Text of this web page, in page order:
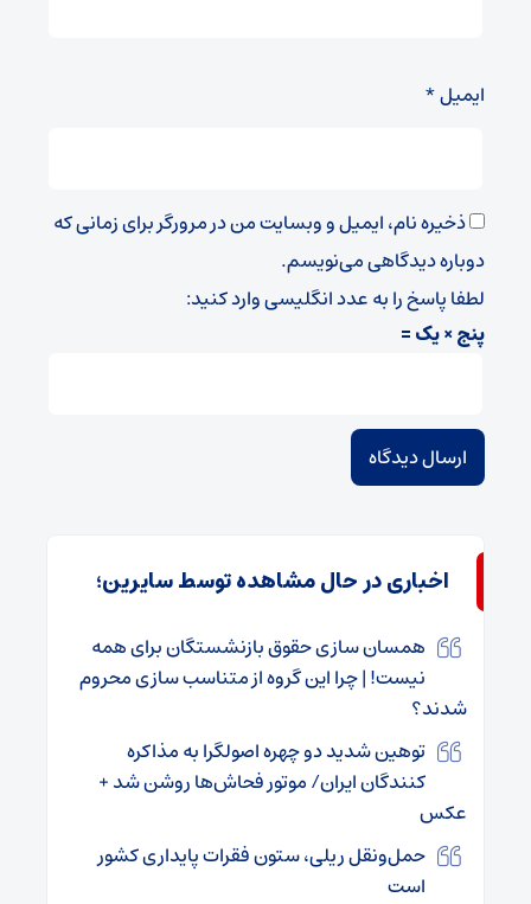
ایمیل*
ذخیره نام، ایمیل و وبسایت من در مرورگر برای زمانی که
دوباره دیدگاهی می‌نویسم.
لطفا پاسخ را به عدد انگلیسی وارد کنید:
پنج × یک =
اخباری در حال مشاهده توسط سایرین؛
همسان سازی حقوق بازنشستگان برای همه
نیست! | چرا این گروه از متناسب سازی محروم
شدند؟
توهین شدید دو چهره اصولگرا به مذاکره
کنندگان ایران/ موتور فحاش‌ها روشن شد +
عکس
حمل‌ونقل ریلی، ستون فقرات پایداری کشور
است